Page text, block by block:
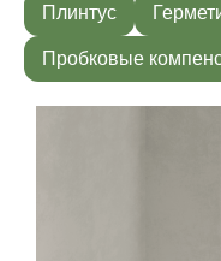
Плинтус
Пробковые